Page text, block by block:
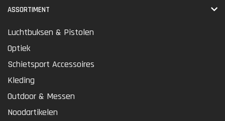
ASSORTIMENT
Luchtbuksen & Pistolen
Optiek
Schietsport Accessoires
Kleding
Outdoor & Messen
Noodartikelen